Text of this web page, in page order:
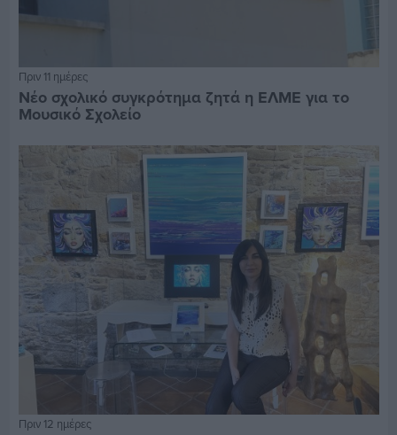
Πριν 11 ημέρες
Νέο σχολικό συγκρότημα ζητά η ΕΛΜΕ για το
Μουσικό Σχολείο
Πριν 12 ημέρες